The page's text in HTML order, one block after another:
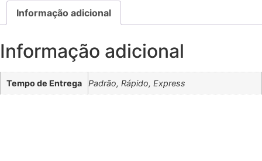
Informação adicional
Informação adicional
Tempo de Entrega Padrão, Rápido, Express